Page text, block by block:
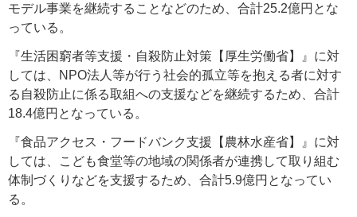
モデル事業を継続することなどのため、合計25.2億円とな
っている。
『生活困窮者等支援・自殺防止対策【厚生労働省】』に対
しては、NPO法人等が行う社会的孤立等を抱える者に対す
る自殺防止に係る取組への支援などを継続するため、合計
18.4億円となっている。
『食品アクセス・フードバンク支援【農林水産省】』に対
しては、こども食堂等の地域の関係者が連携して取り組む
体制づくりなどを支援するため、合計5.9億円となってい
る。